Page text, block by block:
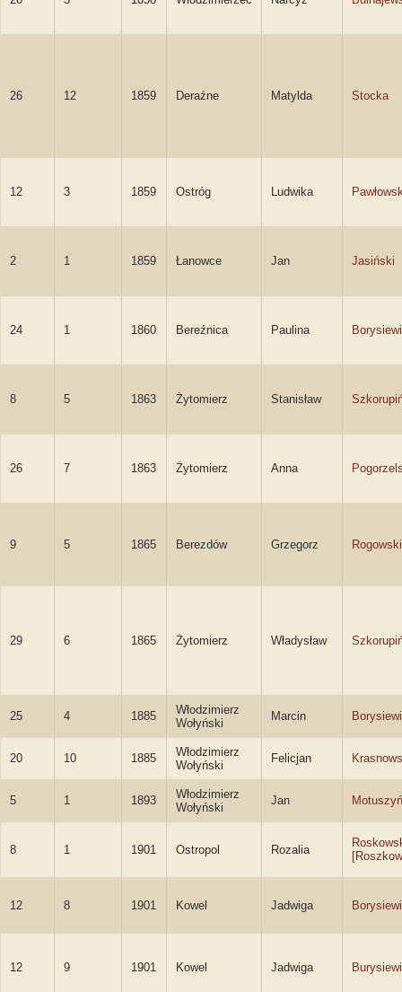
26 12 1859 Deraźne Matylda Stocka
12 3 1859 Ostróg Ludwika
2 1 1859 Łanowce Jan Jasiński
24 1 1860 Bereźnica Paulina
8 5 1863 Żytomierz Stanisław
26 7 1863 Żytomierz Anna
9 5 1865 Berezdów Grzegorz Rogowski
29 6 1865 Żytomierz Władysław
25 4 1885
Włodzimierz
Wołyński
Marcin
20 10 1885
Włodzimierz
Wołyński
Felicjan
5 1 1893
Włodzimierz
Wołyński
Jan
8 1 1901 Ostropol Rozalia
12 8 1901 Kowel Jadwiga
12 9 1901 Kowel Jadwiga